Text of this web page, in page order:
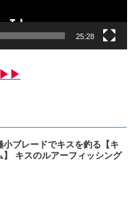
25:28
▶▶
小ブレードでキスを釣る【キ
】 キスのルアーフィッシング